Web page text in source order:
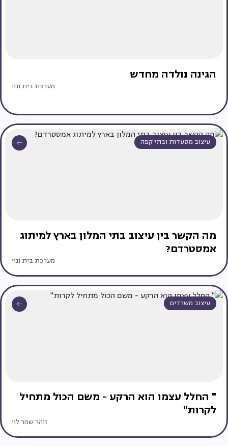
הגינה נולדה מחדש
מערכת בית ונוי
עיצוב מסעדות ובתי קפה
מה הקשר בין עיצוב בתי המלון בארץ למיתוג
אמסטרדם?
מערכת בית ונוי
עיצוב משרדים
" החלל עצמו הוא הרקע - משם הכול מתחיל
לקרות"
זוהר שחר לוי